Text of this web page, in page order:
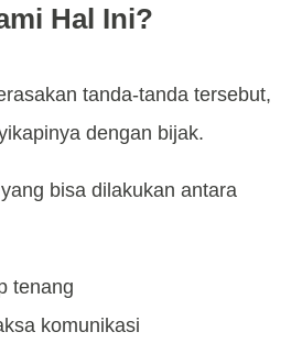
Hal Ini?
tanda-tanda tersebut,
dengan bijak.
bisa dilakukan antara
tenang
komunikasi